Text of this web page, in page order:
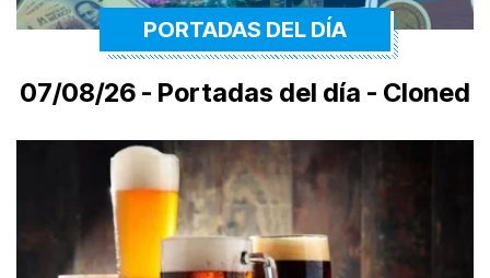
PORTADAS DEL DÍA
07/08/26 - Portadas del día - Cloned